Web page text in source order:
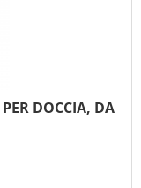
DOCCIA, DA